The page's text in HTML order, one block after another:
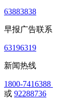
63883838
早报广告联系
63196319
新闻热线
1800-7416388
或 92288736